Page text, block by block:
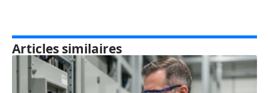
Articles similaires